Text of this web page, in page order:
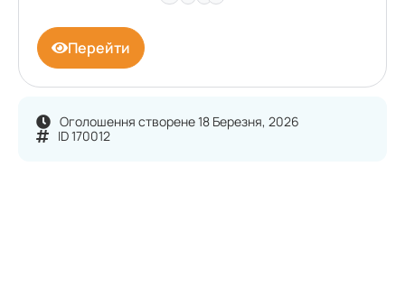
Оголошення створене 18 Березня, 2026
ID 170012
Перейти